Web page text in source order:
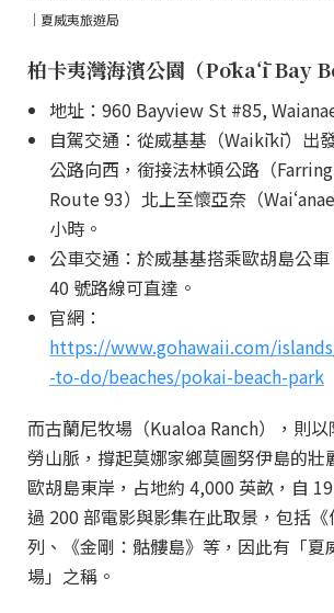
｜夏威夷旅遊局
柏卡夷灣海濱公園（Pōkaʻī Bay
地址：960 Bayview St #85,
自駕交通：從威基基（Waikīkī）出
公路向西，銜接法林頓公路（
Route 93）北上至懷亞奈（
小時。
公車交通：於威基基搭乘歐胡島公車
40 號路線可直達。
官網：
https://www.gohawaii.com/
-to-do/beaches/pokai-beach-park
而古蘭尼牧場（Kualoa Ranch），則
勞山脈，撐起莫娜家鄉莫圖努伊島的壯
歐胡島東岸，占地約 4,000 英畝，自
過 200 部電影與影集在此取景，包括
列、《金剛：骷髏島》等，因此有「夏
場」之稱。